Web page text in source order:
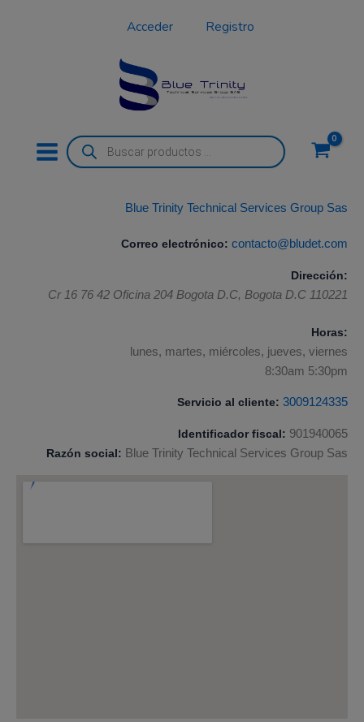
Acceder Registro
Búsqueda
de
productos
Blue Trinity Technical Services Group Sas
Correo electrónico: contacto@bludet.com
Dirección:
Cr 16 76 42 Oficina 204 Bogota D.C, Bogota D.C 110221
Horas:
lunes, martes, miércoles, jueves, viernes
8:30am 5:30pm
Servicio al cliente: 3009124335
Identificador fiscal: 901940065
Razón social: Blue Trinity Technical Services Group Sas